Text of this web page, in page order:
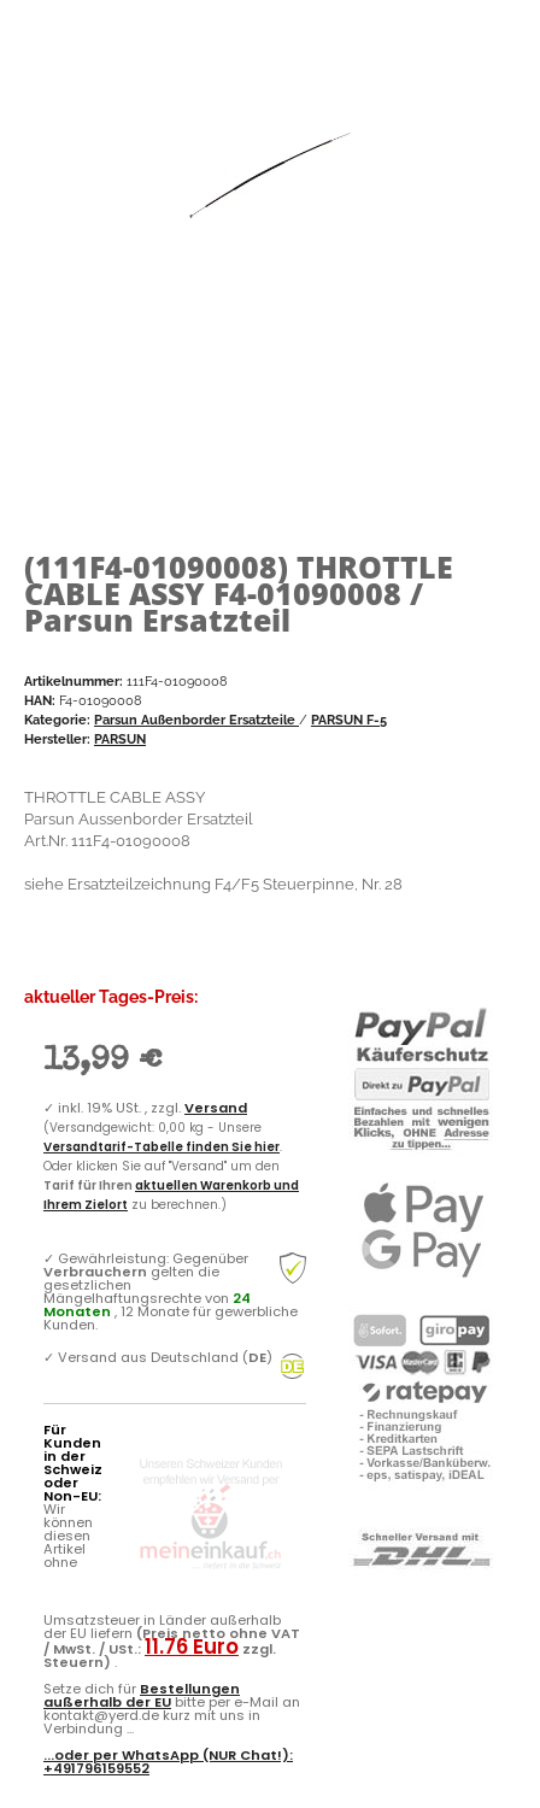
(111F4-01090008) THROTTLE
CABLE ASSY F4-01090008 /
Parsun Ersatzteil
Artikelnummer: 111F4-01090008
HAN: F4-01090008
Kategorie: Parsun Außenborder Ersatzteile / PARSUN F-5
Hersteller: PARSUN
THROTTLE CABLE ASSY
Parsun Aussenborder Ersatzteil
Art.Nr. 111F4-01090008
siehe Ersatzteilzeichnung F4/F5 Steuerpinne, Nr. 28
aktueller Tages-Preis:
13,99 €
✓ inkl. 19% USt. , zzgl.Versand
(Versandgewicht: 0,00 kg - Unsere
Versandtarif-Tabelle finden Sie hier.
Oder klicken Sie auf "Versand" um den
Tarif für Ihren aktuellen Warenkorb und
Ihrem Zielort zu berechnen.)
✓ Gewährleistung: Gegenüber
Verbrauchern gelten die
gesetzlichen
Mängelhaftungsrechte von 24
Monaten , 12 Monate für gewerbliche
Kunden.
✓ Versand aus Deutschland (DE)
Für
Kunden
in der
Schweiz
oder
Non-EU:
Wir
können
diesen
Artikel
ohne
Umsatzsteuer in Länder außerhalb
der EU liefern (Preis netto ohne VAT
/ MwSt. / USt.:11.76 Euro zzgl.
Steuern) .
Setze dich für Bestellungen
außerhalb der EUbitte per e-Mail an
kontakt@yerd.de kurz mit uns in
Verbindung ...
...oder perWhatsApp (NUR Chat!):
+491796159552